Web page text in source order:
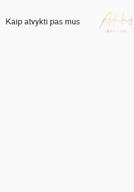
Kaip atvykti pas mus